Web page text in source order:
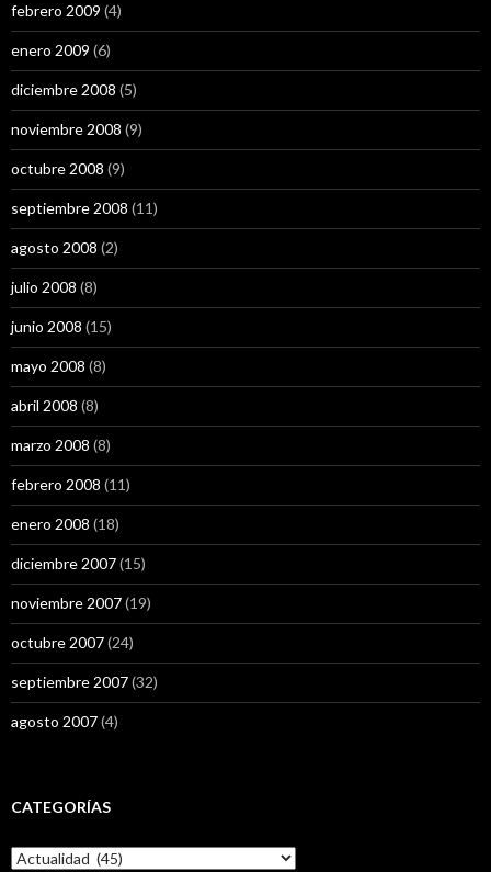
febrero 2009 (4)
enero 2009 (6)
diciembre 2008 (5)
noviembre 2008 (9)
octubre 2008 (9)
septiembre 2008 (11)
agosto 2008 (2)
julio 2008 (8)
junio 2008 (15)
mayo 2008 (8)
abril 2008 (8)
marzo 2008 (8)
febrero 2008 (11)
enero 2008 (18)
diciembre 2007(15)
noviembre 2007(19)
octubre 2007(24)
septiembre 2007(32)
agosto 2007(4)
CATEGORÍAS
Categorías